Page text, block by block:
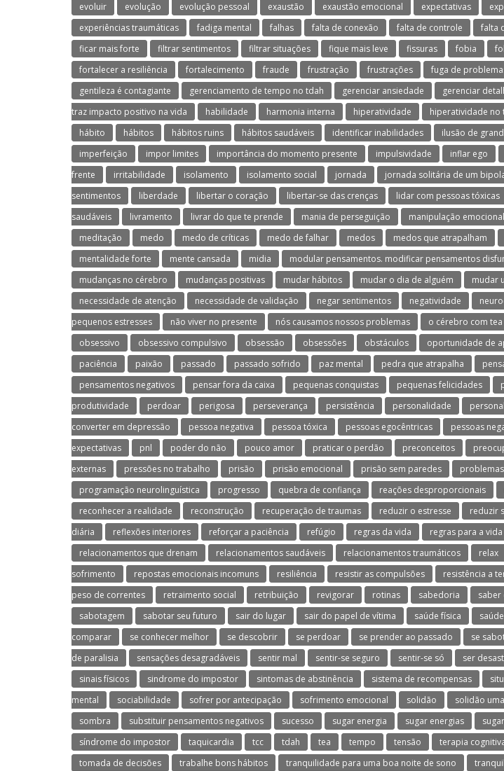
evoluir
evolução evolução pessoal exaustão exaustão emocional expectativas
experiências traumáticas
fadiga mental falhas falta de conexão falta de controle falta
ficar mais forte
filtrar sentimentos filtrar situações fique mais leve fissuras fobia
fortalecer a resiliência
fortalecimento fraude frustração frustrações fuga de
gentileza é contagiante
gerenciamento de tempo no tdah gerenciar ansiedade gerenciar
traz impacto positivo na vida
habilidade harmonia interna hiperatividade hiperatividade no
hábito
hábitos hábitos ruins hábitos saudáveis identificar inabilidades ilusão de
imperfeição
impor limites importância do momento presente impulsividade inflar ego
frente
irritabilidade isolamento isolamento social jornada jornada solitária de um
sentimentos
liberdade libertar o coração libertar-se das crenças lidar com pessoas tóxicas
saudáveis
livramento livrar do que te prende mania de perseguição manipulação emocional
meditação
medo medo de críticas medo de falhar medos medos que atrapalham
mentalidade forte
mente cansada midia modular pensamentos. modificar pensamentos
mudanças no cérebro
mudanças positivas mudar hábitos mudar o dia de alguém mudar
necessidade de atenção
necessidade de validação negar sentimentos negatividade
pequenos estresses
não viver no presente nós causamos nossos problemas o cérebro com tea
obsessivo
obsessivo compulsivo obsessão obsessões obstáculos oportunidade de
paciência
paixão passado passado sofrido paz mental pedra que atrapalha
pensamentos negativos
pensar fora da caixa pequenas conquistas pequenas felicidades
produtividade
perdoar perigosa perseverança persistência personalidade
converter em depressão
pessoa negativa pessoa tóxica pessoas egocêntricas pessoas
expectativas
pnl poder do não pouco amor praticar o perdão preconceitos
externas
pressões no trabalho prisão prisão emocional prisão sem paredes
programação neurolinguística
progresso quebra de confiança reações desproporcionais
reconhecer a realidade
reconstrução recuperação de traumas reduzir o estresse reduzir
diária
reflexões interiores reforçar a paciência refúgio regras da vida regras para a vida
relacionamentos que drenam
relacionamentos saudáveis relacionamentos traumáticos relax
sofrimento
repostas emocionais incomuns resiliência resistir as compulsões resistência a
peso de correntes
retraimento social retribuição revigorar rotinas sabedoria saber
sabotagem
sabotar seu futuro sair do lugar sair do papel de vítima saúde física
comparar
se conhecer melhor se descobrir se perdoar se prender ao passado se
de paralisia
sensações desagradáveis sentir mal sentir-se seguro sentir-se só ser
sinais físicos
sindrome do impostor sintomas de abstinência sistema de recompensas
mental
sociabilidade sofrer por antecipação sofrimento emocional solidão solidão
sombra
substituir pensamentos negativos sucesso sugar energia sugar energias
síndrome do impostor
taquicardia tcc tdah tea tempo tensão terapia
tomada de decisões
trabalhe bons hábitos tranquilidade para uma boa noite de sono